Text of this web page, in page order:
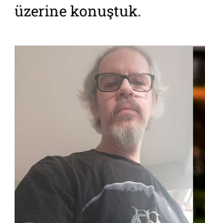
üzerine konuştuk.